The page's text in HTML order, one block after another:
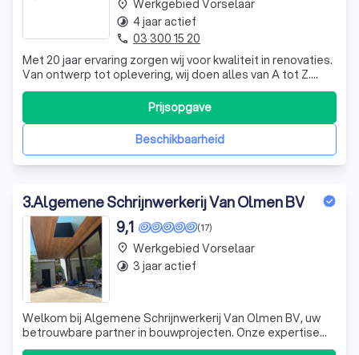
Met 20 jaar ervaring zorgen wij voor kwaliteit in renovaties.
Van ontwerp tot oplevering, wij doen alles van A tot Z.
Binnen de 48 uur na het bezoek ontvangt u een
gedetailleerde offerte.
Beschikbaarheid
Prijsopgave
place Werkgebied Vorselaar
timelapse 4 jaar actief
phone 03 300 15 20
3.Algemene Schrijnwerkerij Van Olmen BV
(17)
9,1
Welkom bij Algemene Schrijnwerkerij Van Olmen BV, uw
betrouwbare partner in bouwprojecten. Onze expertise
ligt in het ontwerpen en vervaardigen van tuinhuizen,
place Werkgebied Vorselaar
timelapse 3 jaar actief